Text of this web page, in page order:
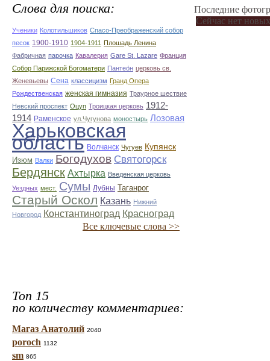
Слова для поиска:
Ученики Колотильшиков Спасо-Преображенский собор
песок 1900-1910 1904-1911 Плошадь Ленина
Фабричная парочка Кавалерия Gare St. Lazare Франция
Собор Парижской Богоматери Пантео́н церковь св.
Женевьевы Сена классицизм Гранд Опера
Рождественская женская гимназия Траурное шествие
Невский проспект Оцуп Троицкая церковь 1912-
1914 Раменское ул.Чугунова моностырь Лозовая
Харьковская
область Волчанск Чугуев Купянск
Изюм Валки Богодухов Святогорск
Бердянск Ахтырка Введенская церковь
Уездных мест. Сумы Лубны Таганрог
Старый Оскол Казань Нижний
Новгород Константиноград Красноград
Все ключевые слова >>
Топ 15
по количеству комментариев:
Магаз Анатолий 2040
poroch 1132
sm 865
Последние
Сейчас нет